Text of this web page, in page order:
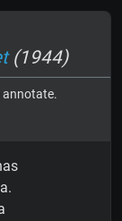
(1944)
annotate.